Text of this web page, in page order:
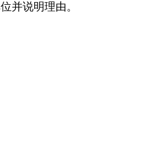
并说明理由。